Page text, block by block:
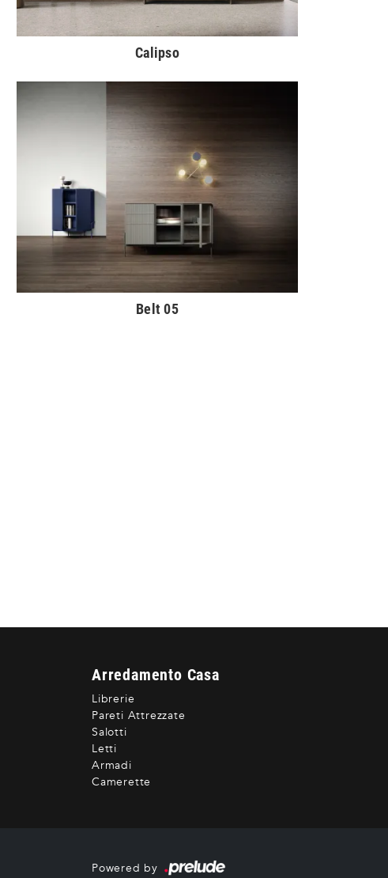
Calipso
Belt 05
Arredamento Casa
Librerie
Pareti Attrezzate
Salotti
Letti
Armadi
Camerette
Powered by